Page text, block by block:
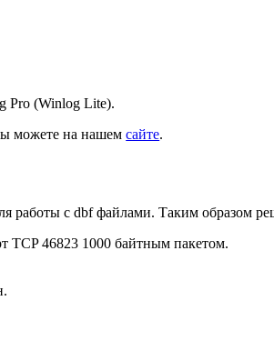
Pro (Winlog Lite).
можете на нашемсайте.
работы с dbf файлами. Таким образом
TCP 46823 1000 байтным пакетом.